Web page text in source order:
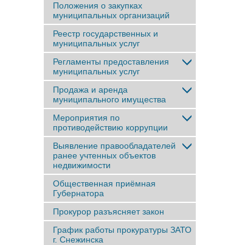
Положения о закупках
муниципальных организаций
Реестр государственных и
муниципальных услуг
Регламенты предоставления
муниципальных услуг
Продажа и аренда
муниципального имущества
Мероприятия по
противодействию коррупции
Выявление правообладателей
ранее учтенныx объектов
недвижимости
Общественная приёмная
Губернатора
Прокурор разъясняет закон
График работы прокуратуры ЗАТО
г. Снежинска